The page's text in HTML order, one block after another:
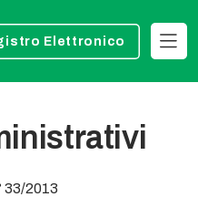
Elettronico
33/2013